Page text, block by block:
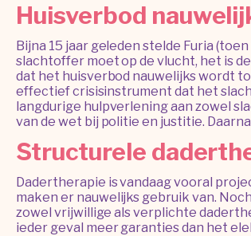
Huisverbod
Bijna 15 jaar geleden stelde Furia
slachtoffer moet op de vlucht, het is
dat het huisverbod nauwelijks wordt
effectief crisisinstrument dat het
langdurige hulpverlening aan zowel
van de wet bij politie en justitie.
Structurele
Dadertherapie is vandaag vooral
maken er nauwelijks gebruik van.
zowel vrijwillige als verplichte
ieder geval meer garanties dan het